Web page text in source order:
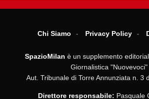
Chi Siamo Privacy Policy
SpazioMilan è un supplemento
Giornalistica "Nuovevoci"
Aut. Tribunale di Torre Annunziata n. 3
Direttore responsabile: Pasquale